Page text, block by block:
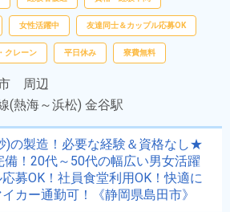
女性活躍中 友達同士＆カップル応募OK
クレーン 平日休み 寮費無料
周辺
(熱海～浜松) 金谷駅
)の製造！必要な経験＆資格なし★
備！20代～50代の幅広い男女活躍
募OK！社員食堂利用OK！快適に
カー通勤可！《静岡県島田市》